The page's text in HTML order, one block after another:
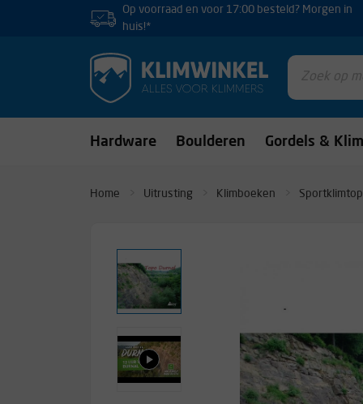
Op voorraad en voor 17:00 besteld? Morgen in
huis!*
Hardware Boulderen Gordels &
Home Uitrusting Klimboeken